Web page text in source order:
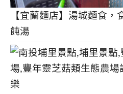
【宜蘭麵店】湯城麵食
飩湯